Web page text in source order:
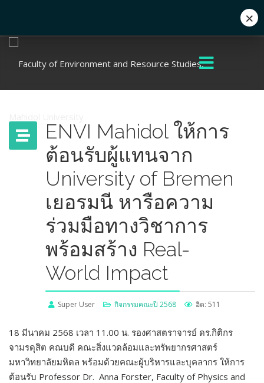
ENVI Mahidol ให้การ
ต้อนรับผู้แทนจาก
University of Bremen
เยอรมนี หารือความ
ร่วมมือทางวิชาการ
พร้อมสร้าง Real-
World Impact
Super User กิจกรรมคณะปี 2568 ฮิต: 511
18 มีนาคม 2568 เวลา 11.00 น. รองศาสตราจารย์ ดร.กิติกร
จามรดุสิต คณบดี คณะสิ่งแวดล้อมและทรัพยากรศาสตร์
มหาวิทยาลัยมหิดล พร้อมด้วยคณะผู้บริหารและบุคลากร ให้การ
ต้อนรับ Professor Dr. Anna Forster, Faculty of Physics and
×